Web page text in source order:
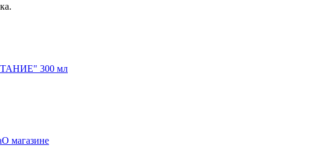
300 мл
О магазине